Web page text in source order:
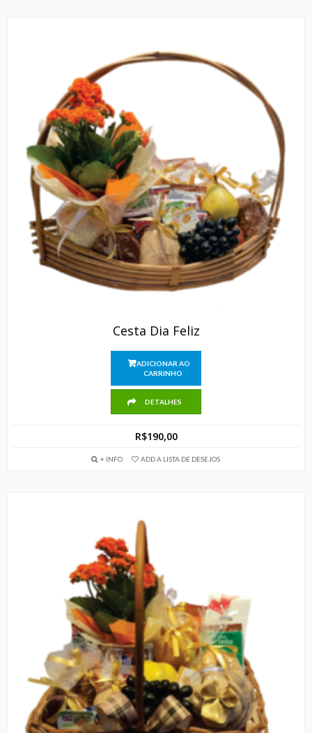
Cesta Dia Feliz
ADICIONAR AO
CARRINHO
DETALHES
R$190,00
+ INFO ADD A LISTA DE DESEJOS